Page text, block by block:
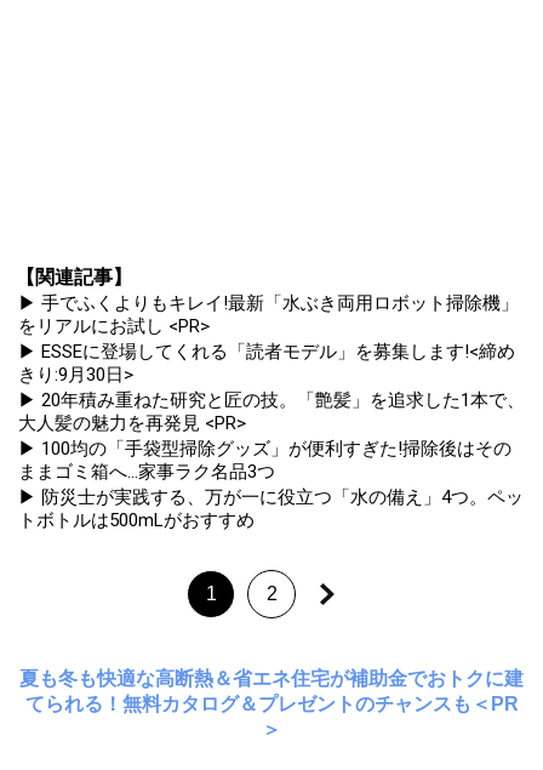
【関連記事】
▶ 手でふくよりもキレイ!最新「水ぶき両用ロボット掃除機」
をリアルにお試し <PR>
▶ ESSEに登場してくれる「読者モデル」を募集します!<締め
きり:9月30日>
▶ 20年積み重ねた研究と匠の技。「艶髪」を追求した1本で、
大人髪の魅力を再発見 <PR>
▶ 100均の「手袋型掃除グッズ」が便利すぎた!掃除後はその
ままゴミ箱へ...家事ラク名品3つ
▶ 防災士が実践する、万が一に役立つ「水の備え」4つ。ペッ
トボトルは500mLがおすすめ
1 2
夏も冬も快適な高断熱＆省エネ住宅が補助金でおトクに建
てられる！無料カタログ＆プレゼントのチャンスも＜PR
＞